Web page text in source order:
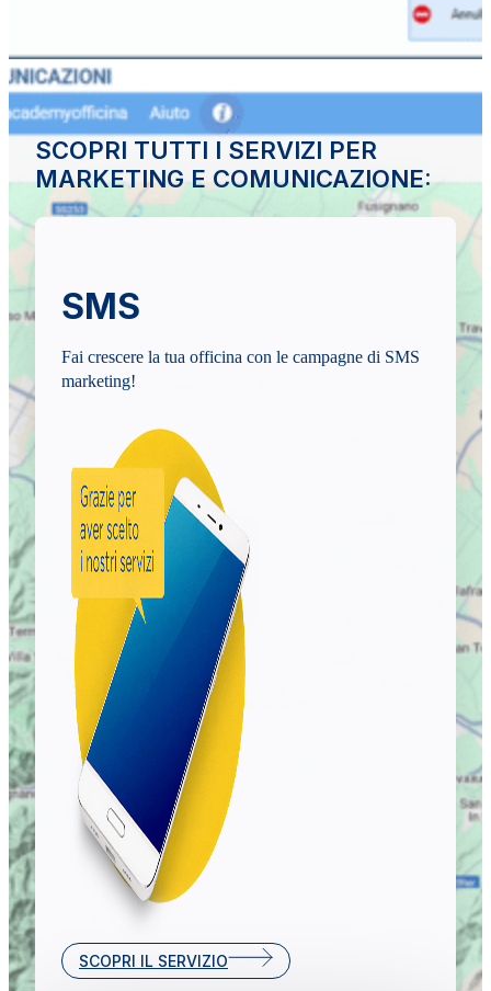
SCOPRI TUTTI I SERVIZI PER
MARKETING E COMUNICAZIONE:
SMS
Fai crescere la tua officina con le campagne di SMS
marketing!
SCOPRI IL SERVIZIO